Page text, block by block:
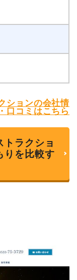
ションの会社情
口コミはこちら
ラクショ
りを比較す